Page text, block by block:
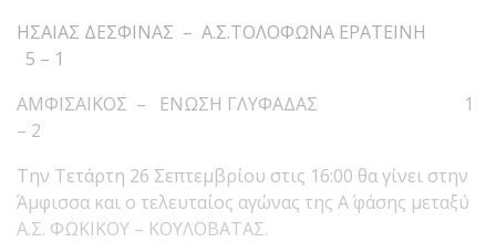
ΗΣΑΙΑΣ ΔΕΣΦΙΝΑΣ – Α.Σ.ΤΟΛΟΦΩΝΑ ΕΡΑΤΕΙΝΗ
5 – 1
ΑΜΦΙΣΑΙΚΟΣ – ΕΝΩΣΗ ΓΛΥΦΑΔΑΣ 1
– 2
Την Τετάρτη 26 Σεπτεμβρίου στις 16:00 θα γίνει στην
Άμφισσα και ο τελευταίος αγώνας της Α΄ φάσης μεταξύ
Α.Σ. ΦΩΚΙΚΟΥ – ΚΟΥΛΟΒΑΤΑΣ.